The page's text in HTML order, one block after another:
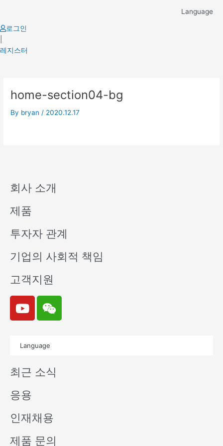
content
Language
로그인
레지스터
home-section04-bg
By bryan / 2020.12.17
회사 소개
제품
투자자 관계
기업의 사회적 책임
고객지원
Y
o
u
e
W
e
i
n
Language
최근 소식
응용
인재채용
제품 문의